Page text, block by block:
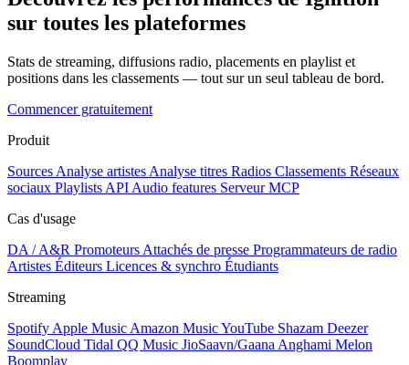
sur toutes les plateformes
Stats de streaming, diffusions radio, placements en playlist et
positions dans les classements — tout sur un seul tableau de bord.
Commencer gratuitement
Produit
Sources Analyse artistes Analyse titres Radios Classements Réseaux
sociaux Playlists API Audio features Serveur MCP
Cas d'usage
DA / A&R Promoteurs Attachés de presse Programmateurs de radio
Artistes Éditeurs Licences & synchro Étudiants
Streaming
Spotify Apple Music Amazon MusicYouTube Shazam Deezer
SoundCloud Tidal QQ Music JioSaavn/Gaana Anghami Melon
Boomplay